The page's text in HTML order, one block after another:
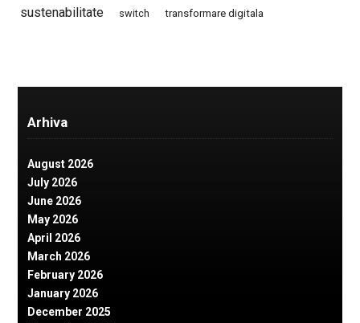
sustenabilitate switch transformare digitala
Arhiva
August 2026
July 2026
June 2026
May 2026
April 2026
March 2026
February 2026
January 2026
December 2025